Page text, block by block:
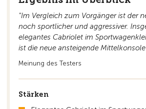
"Im Vergleich zum Vorgänger ist der
noch sportlicher und aggressiver.
elegantes Cabriolet im
ist die neue ansteigende
Meinung des Testers
Stärken